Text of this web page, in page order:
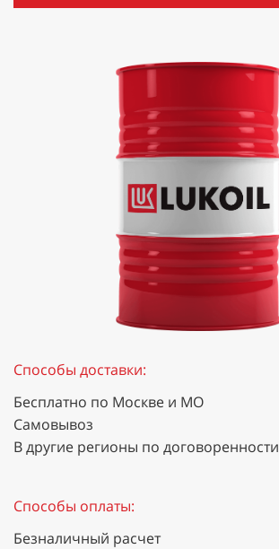
Способы доставки:
Бесплатно по Москве и МО
Самовывоз
В другие регионы по договоренности
Способы оплаты:
Безналичный расчет